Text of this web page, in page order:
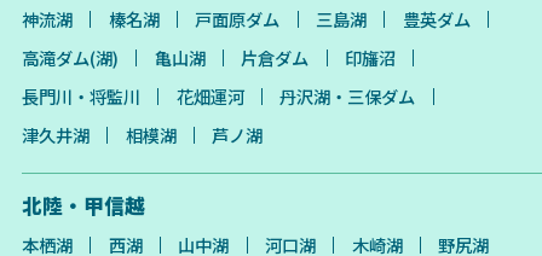
神流湖
榛名湖 戸面原ダム 三島湖
豊英ダム
高滝ダム(湖)
亀山湖 片倉ダム
印旛沼
長門川・将監川
花畑運河
丹沢湖・三保ダム
津久井湖
相模湖 芦ノ湖
北陸・甲信越
本栖湖 西湖 山中湖 河口湖 木崎湖 野尻湖